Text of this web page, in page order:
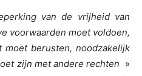
van de vrijheid van
voorwaarden moet voldoen,
berusten, noodzakelijk
zijn met andere rechten »